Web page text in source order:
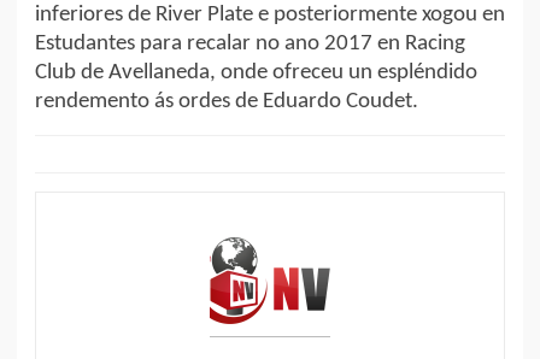
inferiores de River Plate e posteriormente xogou en
Estudantes para recalar no ano 2017 en Racing
Club de Avellaneda, onde ofreceu un espléndido
rendemento ás ordes de Eduardo Coudet.